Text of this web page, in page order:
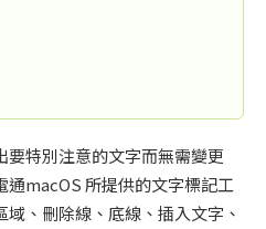
特別注意的文字而無需變更
macOS 所提供的文字標記工
、刪除線、底線、插入文字、